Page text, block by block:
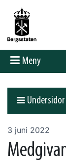
Meny
Undersidor
3 juni 2022